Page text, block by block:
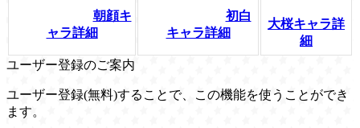
朝顔キ
ャラ詳細
初白
キャラ詳細
大桜キャラ詳
細
ユーザー登録のご案内
ユーザー登録(無料)することで、この機能を使うことができ
ます。